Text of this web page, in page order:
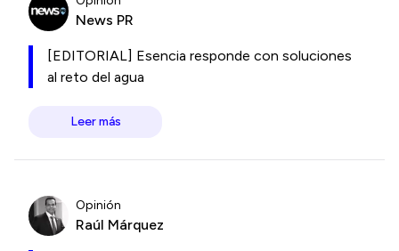
News PR
[EDITORIAL] Esencia responde con soluciones
al reto del agua
Leer más
Opinión
Raúl Márquez